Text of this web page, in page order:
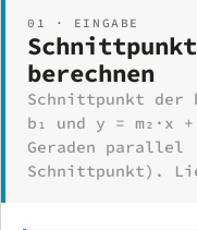
01 · EINGABE
berechnen
Schnittpunkt der
b₁ und y = m₂·x
Geraden
Schnittpunkt).